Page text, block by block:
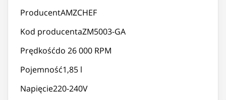
ProducentAMZCHEF
Kod producentaZM5003-GA
Prędkośćdo 26 000 RPM
Pojemność1,85 l
Napięcie220-240V